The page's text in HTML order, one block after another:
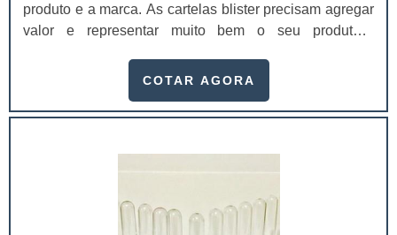
produto e a marca. As cartelas blister precisam agregar
valor e representar muito bem o seu produto.A
comunicação entre o consumidor, o produto e a
venda do produto. Se a embalagem não estiver de
o compra, a chance do consumidor não perceber o
facilmente perceptíveis gerados pelo design
estão:Praticidade;Conveniência;Facilidade de
COTAR AGORA